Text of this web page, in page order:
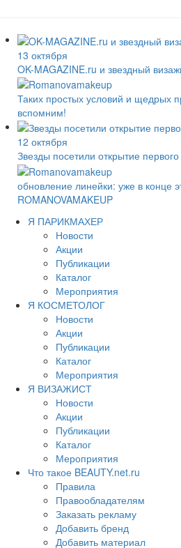
13 октября
OK-MAGAZINE.ru и звездный
Таких простых условий и щедрых
вспомним!
12 октября
Звезды посетили открытие
обновление линейки: уже в конце
ROMANOVAMAKEUP
Я ПАРИКМАХЕР
Новости
Акции
Публикации
Каталог
Мероприятия
Я КОСМЕТОЛОГ
Новости
Акции
Публикации
Каталог
Мероприятия
Я ВИЗАЖИСТ
Новости
Акции
Публикации
Каталог
Мероприятия
Что такое BEAUTY.net.ru
Правила
Правообладателям
Заказать рекламу
Добавить бренд
Добавить материал